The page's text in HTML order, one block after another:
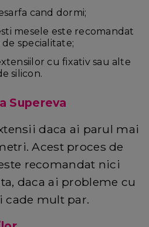
cand dormi;
mesele este recomandat
specialitate;
cu fixativ sau alte
silicon.
Supereva
daca ai parul mai
Acest proces de
recomandat nici
daca ai probleme cu
cade mult par.